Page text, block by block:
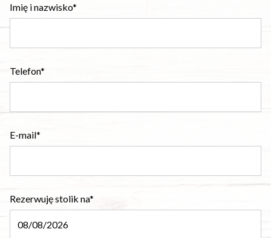
Imię i nazwisko*
Telefon*
E-mail*
Rezerwuję stolik na*